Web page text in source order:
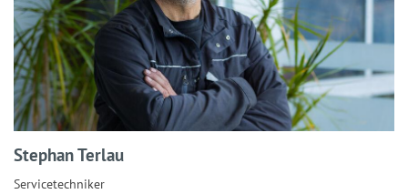
Stephan Terlau
Servicetechniker